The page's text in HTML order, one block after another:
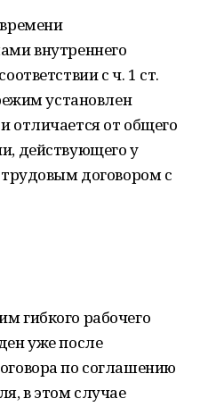
внутреннего
с ч. 1 ст.
установлен
отличается от общего
действующего у
договором с
гибкого рабочего
уже после
по соглашению
в этом случае